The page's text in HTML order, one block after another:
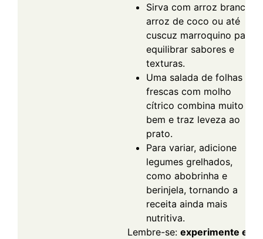
Sirva com arroz branco,
arroz de coco ou até
cuscuz marroquino para
equilibrar sabores e
texturas.
Uma salada de folhas
frescas com molho
cítrico combina muito
bem e traz leveza ao
prato.
Para variar, adicione
legumes grelhados,
como abobrinha e
berinjela, tornando a
receita ainda mais
nutritiva.
Lembre-se: experimente e